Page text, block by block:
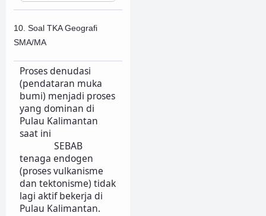
10. Soal TKA Geografi
SMA/MA
Proses denudasi
(pendataran muka
bumi) menjadi proses
yang dominan di
Pulau Kalimantan
saat ini
SEBAB
tenaga endogen
(proses vulkanisme
dan tektonisme) tidak
lagi aktif bekerja di
Pulau Kalimantan.